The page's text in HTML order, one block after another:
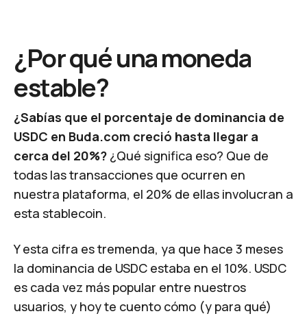
¿Por qué una moneda
estable?
¿Sabías que el porcentaje de dominancia de
USDC en Buda.com creció hasta llegar a
cerca del 20%? ¿Qué significa eso? Que de
todas las transacciones que ocurren en
nuestra plataforma, el 20% de ellas involucran a
esta stablecoin.
Y esta cifra es tremenda, ya que hace 3 meses
la dominancia de USDC estaba en el 10%. USDC
es cada vez más popular entre nuestros
usuarios, y hoy te cuento cómo (y para qué)